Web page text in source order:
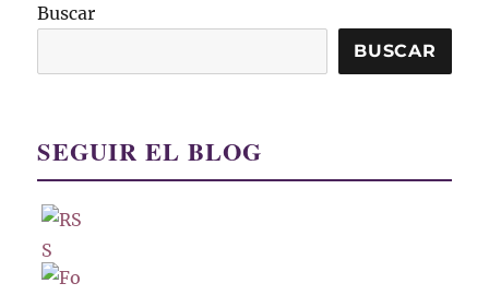
Buscar
BUSCAR
SEGUIR EL BLOG